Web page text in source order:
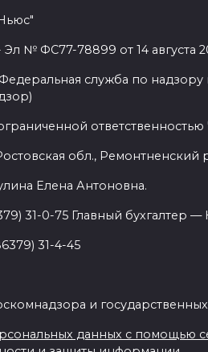
№ ФС77-78899 от 14 августа
служба по
ответственностью
обл., Ремонтненский
Елена Антоновна.
31-0-75 Главный бухгалтер
31-4-45
и
данных с помощью